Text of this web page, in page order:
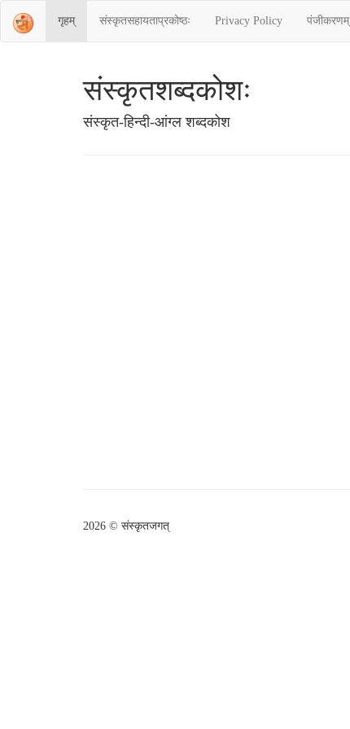
गृहम् संस्‍कृतसहायताप्रकोष्‍ठः Privacy Policy पंजीकरणम्
संस्‍कृतशब्‍दकोशः
संस्‍कृत-हिन्दी-आंग्ल शब्दकोश
2026 © संस्कृतजगत्